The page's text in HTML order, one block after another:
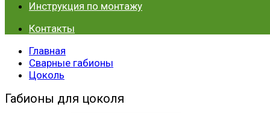
Инструкция по монтажу
Контакты
Главная
Сварные габионы
Цоколь
Габионы для цоколя